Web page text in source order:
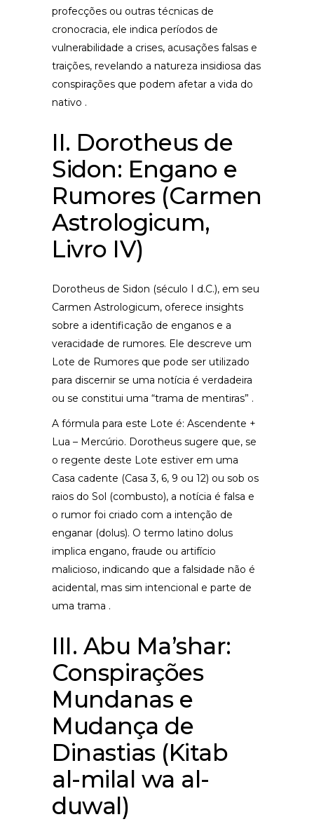
profecções ou outras técnicas de
cronocracia, ele indica períodos de
vulnerabilidade a crises, acusações falsas e
traições, revelando a natureza insidiosa das
conspirações que podem afetar a vida do
nativo .
II. Dorotheus de
Sidon: Engano e
Rumores (Carmen
Astrologicum,
Livro IV)
Dorotheus de Sidon (século I d.C.), em seu
Carmen Astrologicum, oferece insights
sobre a identificação de enganos e a
veracidade de rumores. Ele descreve um
Lote de Rumores que pode ser utilizado
para discernir se uma notícia é verdadeira
ou se constitui uma “trama de mentiras” .
A fórmula para este Lote é: Ascendente +
Lua – Mercúrio. Dorotheus sugere que, se
o regente deste Lote estiver em uma
Casa cadente (Casa 3, 6, 9 ou 12) ou sob os
raios do Sol (combusto), a notícia é falsa e
o rumor foi criado com a intenção de
enganar (dolus). O termo latino dolus
implica engano, fraude ou artifício
malicioso, indicando que a falsidade não é
acidental, mas sim intencional e parte de
uma trama .
III. Abu Ma’shar:
Conspirações
Mundanas e
Mudança de
Dinastias (Kitab
al-milal wa al-
duwal)